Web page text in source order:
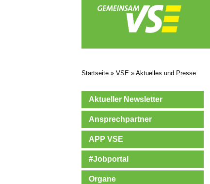
Startseite » VSE » Aktuelles und Presse
Aktueller Newsletter
Ansprechpartner
APP VSE
#Jobportal
Organe